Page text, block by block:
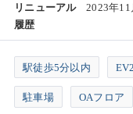
リニューアル
履歴
2023年
駅徒歩5分以内
駐車場 OAフロア